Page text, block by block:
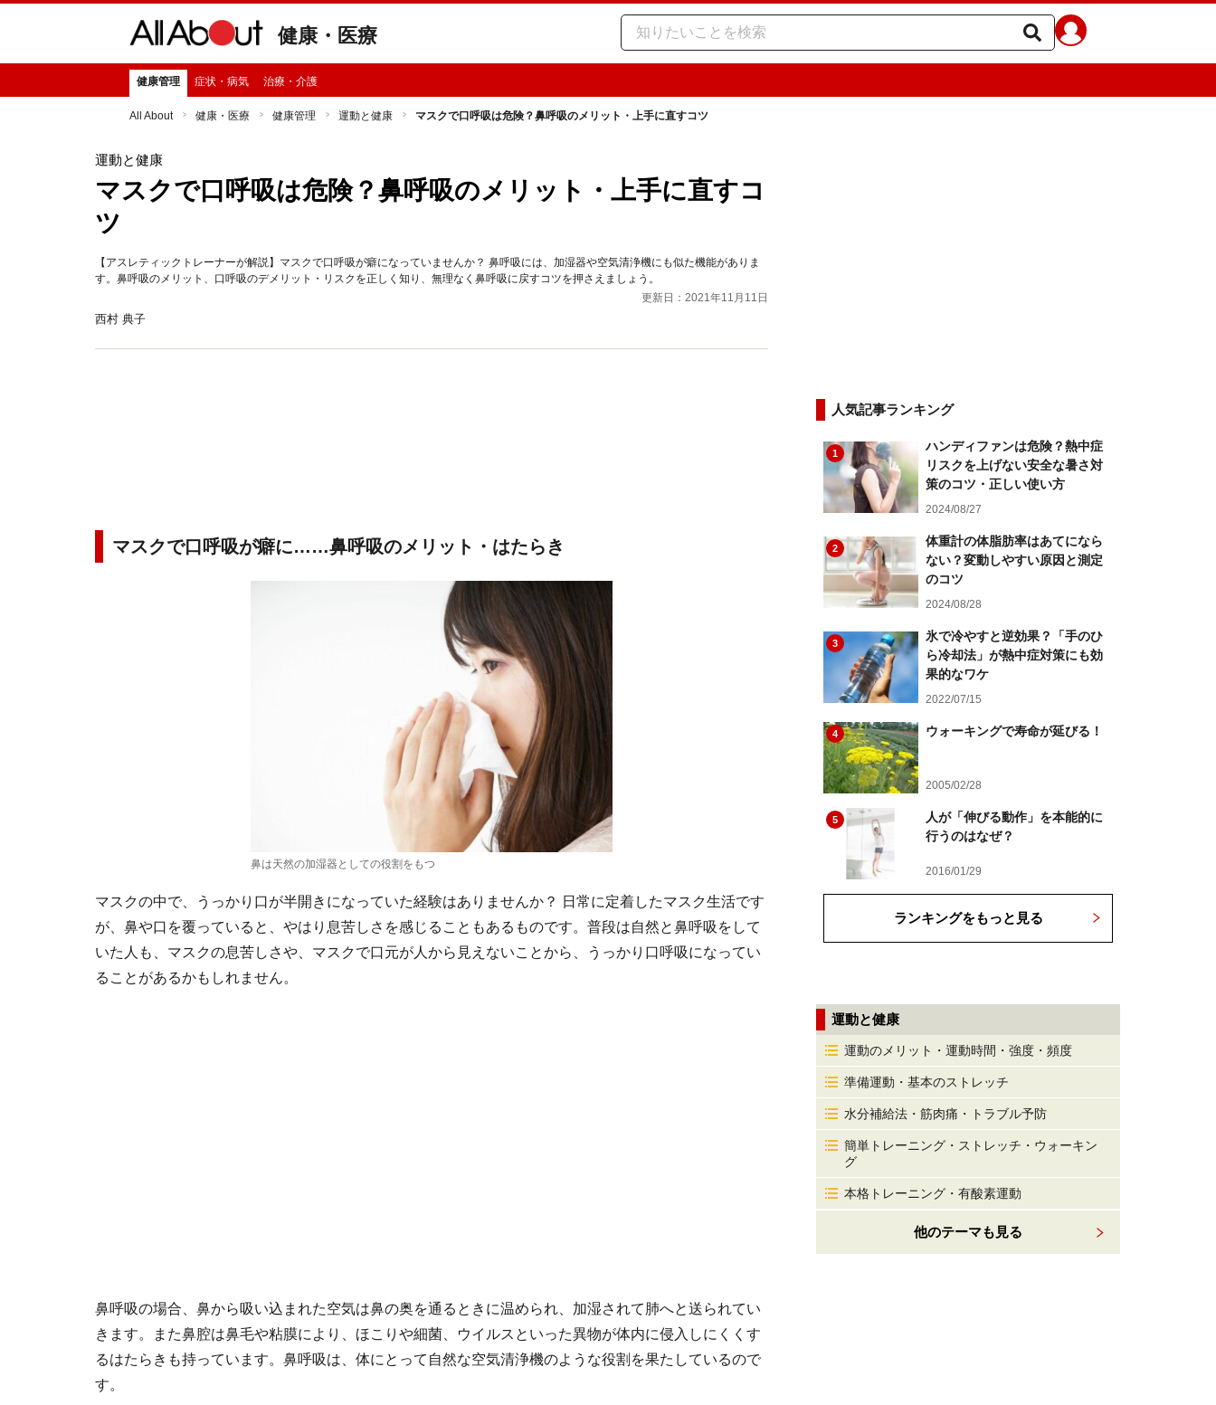
健康・医療
健康管理 症状・病気 治療・介護
All About 健康・医療 健康管理 運動と健康 マスクで口呼吸は危険？鼻呼吸のメリット・上手に直すコツ
運動と健康
マスクで口呼吸は危険？鼻呼吸のメリット・上手に直すコ
ツ
【アスレティックトレーナーが解説】マスクで口呼吸が癖になっていませんか？ 鼻呼吸には、加湿器や空気清浄機にも似た機能がありま
す。鼻呼吸のメリット、口呼吸のデメリット・リスクを正しく知り、無理なく鼻呼吸に戻すコツを押さえましょう。
更新日：2021年11月11日
西村 典子
マスクで口呼吸が癖に……鼻呼吸のメリット・はたらき
鼻は天然の加湿器としての役割をもつ
マスクの中で、うっかり口が半開きになっていた経験はありませんか？ 日常に定着したマスク生活です
が、鼻や口を覆っていると、やはり息苦しさを感じることもあるものです。普段は自然と鼻呼吸をして
いた人も、マスクの息苦しさや、マスクで口元が人から見えないことから、うっかり口呼吸になってい
ることがあるかもしれません。
鼻呼吸の場合、鼻から吸い込まれた空気は鼻の奥を通るときに温められ、加湿されて肺へと送られてい
きます。また鼻腔は鼻毛や粘膜により、ほこりや細菌、ウイルスといった異物が体内に侵入しにくくす
るはたらきも持っています。鼻呼吸は、体にとって自然な空気清浄機のような役割を果たしているので
す。
人気記事ランキング
1
ハンディファンは危険？熱中症
リスクを上げない安全な暑さ対
策のコツ・正しい使い方
2024/08/27
2
体重計の体脂肪率はあてになら
ない？変動しやすい原因と測定
のコツ
2024/08/28
3
氷で冷やすと逆効果？「手のひ
ら冷却法」が熱中症対策にも効
果的なワケ
2022/07/15
4 ウォーキングで寿命が延びる！
2005/02/28
5
人が「伸びる動作」を本能的に
行うのはなぜ？
2016/01/29
ランキングをもっと見る
運動と健康
運動のメリット・運動時間・強度・頻度
準備運動・基本のストレッチ
水分補給法・筋肉痛・トラブル予防
簡単トレーニング・ストレッチ・ウォーキン
グ
本格トレーニング・有酸素運動
他のテーマも見る